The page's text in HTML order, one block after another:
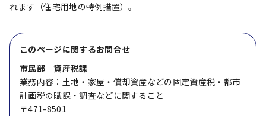
れます（住宅用地の特例措置）。
このページに関するお問合せ
市民部 資産税課
業務内容：土地・家屋・償却資産などの固定資産税・都市
計画税の賦課・調査などに関すること
〒471-8501